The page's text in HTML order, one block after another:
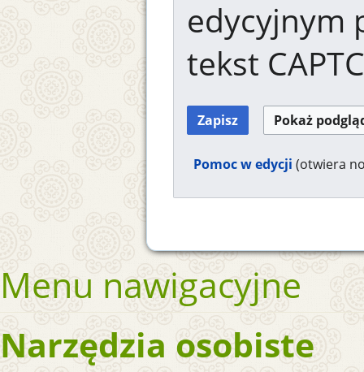
edycyjnym
tekst
Pomoc w edycji (otwiera
Menu nawigacyjne
Narzędzia osobiste